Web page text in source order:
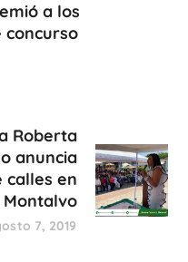
a los
concurso
Roberta
anuncia
calles en
7, 2019